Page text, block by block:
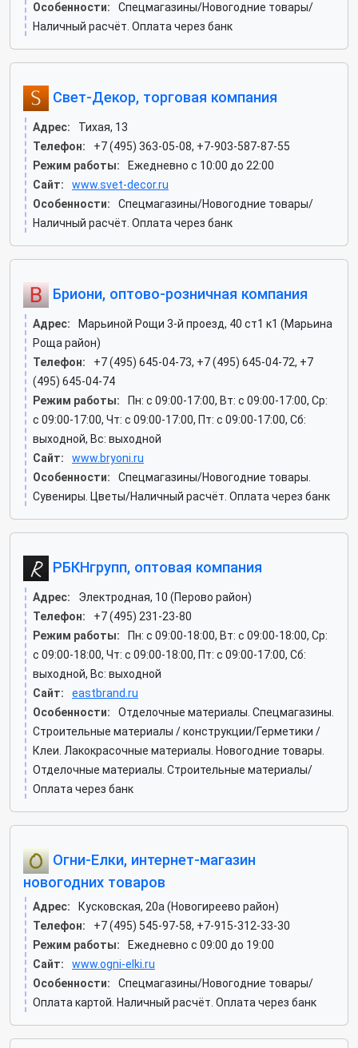
Особенности:
Спецмагазины/Новогодние товары/
Наличный расчёт. Оплата через банк
Свет-Декор, торговая компания
Адрес:
Тихая, 13
Телефон:
+7 (495) 363-05-08, +7-903-587-87-55
Режим работы:
Ежедневно с 10:00 до 22:00
Сайт:
www.svet-decor.ru
Особенности:
Спецмагазины/Новогодние товары/
Наличный расчёт. Оплата через банк
Бриони, оптово-розничная компания
Адрес:
Марьиной Рощи 3-й проезд, 40 ст1 к1 (Марьина
Роща район)
Телефон:
+7 (495) 645-04-73, +7 (495) 645-04-72, +7
(495) 645-04-74
Режим работы:
Пн: c 09:00-17:00, Вт: c 09:00-17:00, Ср:
c 09:00-17:00, Чт: c 09:00-17:00, Пт: c 09:00-17:00, Сб:
выходной, Вс: выходной
Сайт:
www.bryoni.ru
Особенности:
Спецмагазины/Новогодние товары.
Сувениры. Цветы/Наличный расчёт. Оплата через банк
РБКНгрупп, оптовая компания
Адрес:
Электродная, 10 (Перово район)
Телефон:
+7 (495) 231-23-80
Режим работы:
Пн: c 09:00-18:00, Вт: c 09:00-18:00, Ср:
c 09:00-18:00, Чт: c 09:00-18:00, Пт: c 09:00-17:00, Сб:
выходной, Вс: выходной
Сайт:
eastbrand.ru
Особенности:
Отделочные материалы. Спецмагазины.
Строительные материалы / конструкции/Герметики /
Клеи. Лакокрасочные материалы. Новогодние товары.
Отделочные материалы. Строительные материалы/
Оплата через банк
Огни-Елки, интернет-магазин
новогодних товаров
Адрес:
Кусковская, 20а (Новогиреево район)
Телефон:
+7 (495) 545-97-58, +7-915-312-33-30
Режим работы:
Ежедневно с 09:00 до 19:00
Сайт:
www.ogni-elki.ru
Особенности:
Спецмагазины/Новогодние товары/
Оплата картой. Наличный расчёт. Оплата через банк